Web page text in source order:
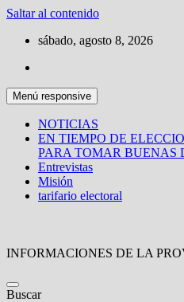
Saltar al contenido
sábado, agosto 8, 2026
Menú responsive
NOTICIAS
EN TIEMPO DE
PARA TOMAR BUENAS
Entrevistas
Misión
tarifario electoral
INFORMACIONES DE LA
Buscar